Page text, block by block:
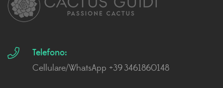
Telefono:
Cellulare/WhatsApp +39 3461860148